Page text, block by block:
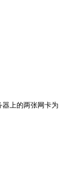
器上的两张网卡为